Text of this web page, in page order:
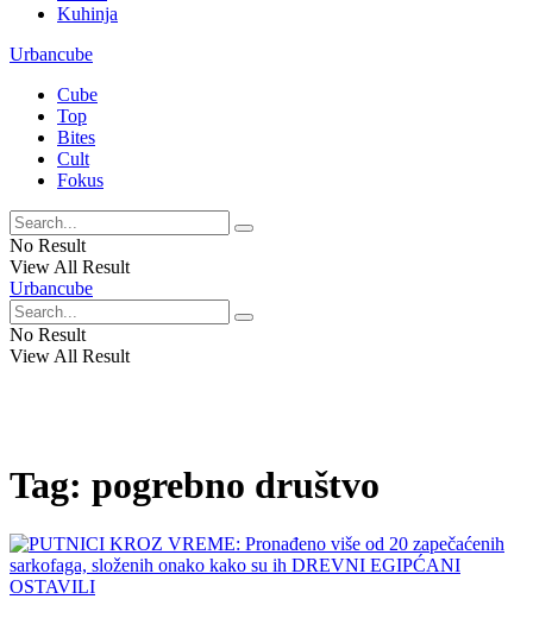
Kuhinja
Urbancube
Cube
Top
Bites
Cult
Fokus
No Result
View All Result
Urbancube
No Result
View All Result
Tag: pogrebno društvo